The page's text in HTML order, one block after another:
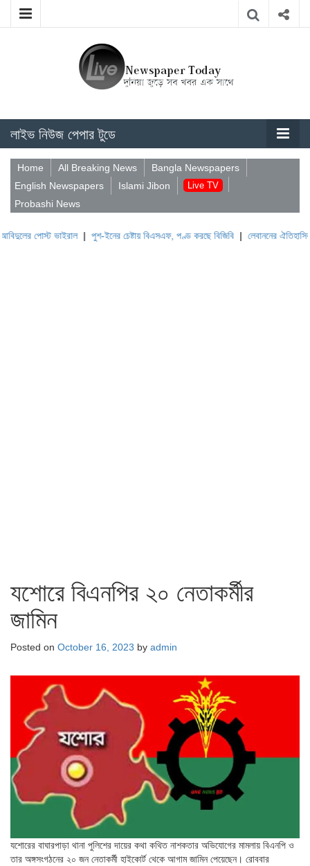
লাইভ নিউজ পেপার টুডে
Home All Breaking News
Bangla Newspapers
English Newspapers
Islami Jibon Live TV
Probashi News
ভাইরাল|পুশ-ইনের চেষ্টায় বিএসএফ, পণ্ড করছে বিজিবি|লেবাননের ঐতিহাসিক
যশোরে বিএনপির ২০ নেতাকর্মীর
জামিন
Posted on October 16, 2023 by admin
যশোরের বাঘারপাড়া থানা পুলিশের দায়ের কথা কথিত নাশকতার অভিযোগের মামলায় বিএনপি ও
তার অঙ্গসংগঠনের ২০ জন নেতাকর্মী হাইকোর্ট থেকে আগাম জামিন পেয়েছেন। রোববার